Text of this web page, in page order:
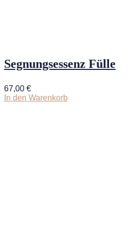
Segnungsessenz Fülle
67,00 €
In den Warenkorb